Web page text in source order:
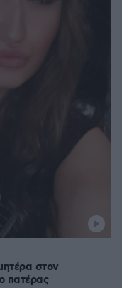
στον
πατέρας